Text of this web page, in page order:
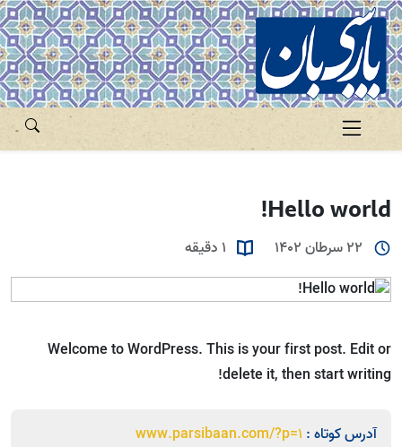
Hello world!
22 سرطان 1402 1 دقیقه
Welcome to WordPress. This is your first post. Edit or
delete it, then start writing!
آدرس کوتاه : www.parsibaan.com/?p=1